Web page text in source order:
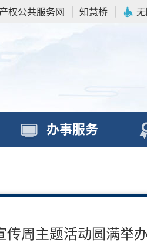
权公共服务网 知慧桥
办事服务
周主题活动圆满举办